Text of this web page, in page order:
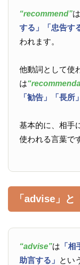
“recommend”は
する」
「忠告す
われます。
他動詞として使
は
「勧告」
「長所」
基本的に、相手
使われる言葉で
「advise」
“advise”は 「
助言する」 とい